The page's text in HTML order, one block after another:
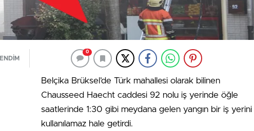
0
Belçika Brüksel’de Türk mahallesi olarak bilinen
Chausseed Haecht caddesi 92 nolu iş yerinde öğle
saatlerinde 1:30 gibi meydana gelen yangın bir iş yerini
kullanılamaz hale getirdi.